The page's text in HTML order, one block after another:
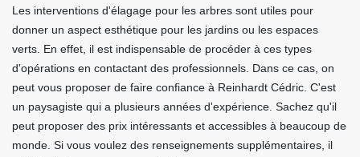
Les interventions d'élagage pour les arbres sont utiles pour
donner un aspect esthétique pour les jardins ou les espaces
verts. En effet, il est indispensable de procéder à ces types
d'opérations en contactant des professionnels. Dans ce cas, on
peut vous proposer de faire confiance à Reinhardt Cédric. C'est
un paysagiste qui a plusieurs années d'expérience. Sachez qu'il
peut proposer des prix intéressants et accessibles à beaucoup de
monde. Si vous voulez des renseignements supplémentaires, il